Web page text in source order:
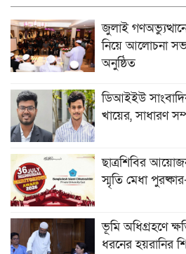
জুলাই
নিয়ে আলোচনা
অনুষ্ঠিত
ডিআইইউ
খায়ের, সাধারণ
ছাত্রশিবির
স্মৃতি মেধা
ভূমি অধিগ্রহণে
ধরনের হয়রানির